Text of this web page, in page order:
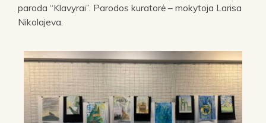
paroda “Klavyrai”. Parodos kuratorė – mokytoja Larisa
Nikolajeva.